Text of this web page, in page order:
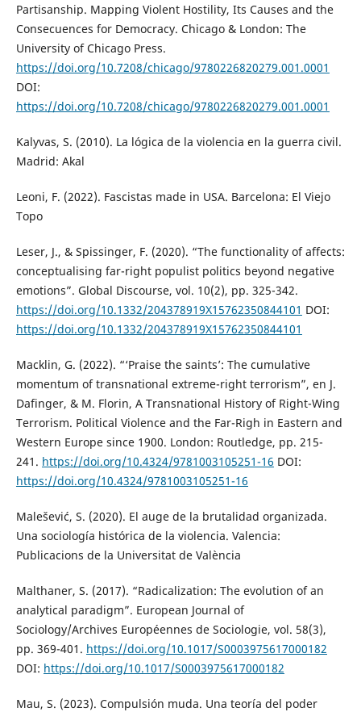
Partisanship. Mapping Violent Hostility, Its Causes and the
Consecuences for Democracy. Chicago & London: The
University of Chicago Press.
https://doi.org/10.7208/chicago/9780226820279.001.0001
DOI:
https://doi.org/10.7208/chicago/9780226820279.001.0001
Kalyvas, S. (2010). La lógica de la violencia en la guerra civil.
Madrid: Akal
Leoni, F. (2022). Fascistas made in USA. Barcelona: El Viejo
Topo
Leser, J., & Spissinger, F. (2020). “The functionality of affects:
conceptualising far-right populist politics beyond negative
emotions”. Global Discourse, vol. 10(2), pp. 325-342.
https://doi.org/10.1332/204378919X15762350844101 DOI:
https://doi.org/10.1332/204378919X15762350844101
Macklin, G. (2022). “‘Praise the saints’: The cumulative
momentum of transnational extreme-right terrorism”, en J.
Dafinger, & M. Florin, A Transnational History of Right-Wing
Terrorism. Political Violence and the Far-Righ in Eastern and
Western Europe since 1900. London: Routledge, pp. 215-
241. https://doi.org/10.4324/9781003105251-16 DOI:
https://doi.org/10.4324/9781003105251-16
Malešević, S. (2020). El auge de la brutalidad organizada.
Una sociología histórica de la violencia. Valencia:
Publicacions de la Universitat de València
Malthaner, S. (2017). “Radicalization: The evolution of an
analytical paradigm”. European Journal of
Sociology/Archives Européennes de Sociologie, vol. 58(3),
pp. 369-401. https://doi.org/10.1017/S0003975617000182
DOI: https://doi.org/10.1017/S0003975617000182
Mau, S. (2023). Compulsión muda. Una teoría del poder